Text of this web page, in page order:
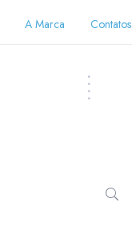
A Marca Contatos